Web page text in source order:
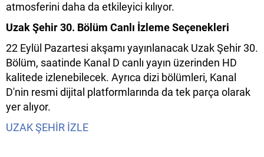
atmosferini daha da etkileyici kılıyor.
Uzak Şehir 30. Bölüm Canlı İzleme Seçenekleri
22 Eylül Pazartesi akşamı yayınlanacak Uzak Şehir 30.
Bölüm, saatinde Kanal D canlı yayın üzerinden HD
kalitede izlenebilecek. Ayrıca dizi bölümleri, Kanal
D'nin resmi dijital platformlarında da tek parça olarak
yer alıyor.
UZAK ŞEHİR İZLE